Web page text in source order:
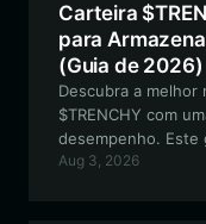
Carteira
para
(Guia de 2026)
Descubra a
$TRENCHY com
desempenho. Este
ecossistema
Aug 3, 2026